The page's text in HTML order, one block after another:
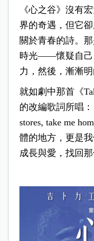
《心之谷》沒有
界的奇遇，但它
關於青春的詩。
時光——懷疑自己
力，然後，漸漸
就如劇中那首《
的改編歌詞所唱：
stores, take me
體的地方，更是
成長與愛，找回那